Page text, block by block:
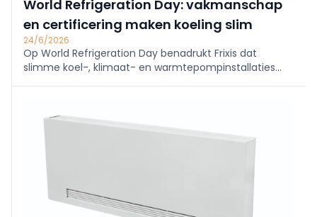
World Refrigeration Day: vakmanschap
en certificering maken koeling slim
24/6/2026
Op World Refrigeration Day benadrukt Frixis dat
slimme koel-, klimaat- en warmtepompinstallaties
praktijkgericht certificeringskader.